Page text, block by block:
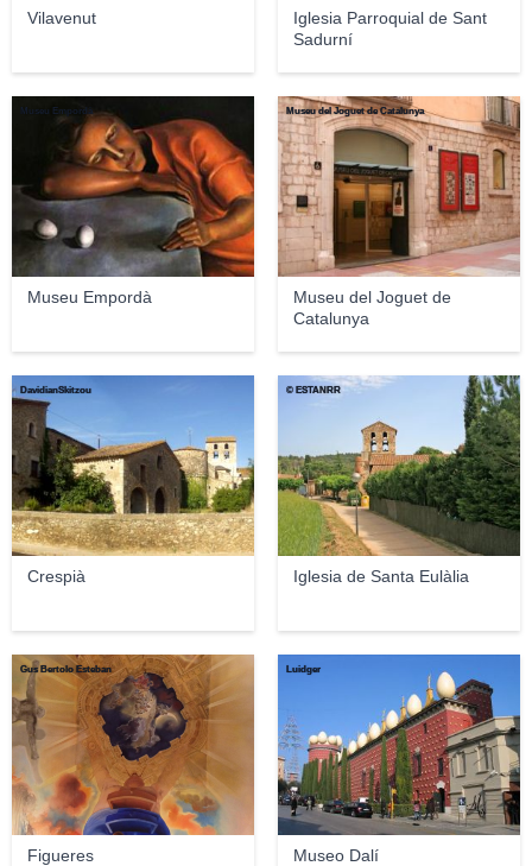
Vilavenut
Iglesia Parroquial de Sant
Sadurní
Museu Empordà
Museu Empordà
Museu del Joguet de
Catalunya
Museu del Joguet de Catalunya
Crespià
DavidianSkitzou
Iglesia de Santa Eulàlia
© ESTANRR
Figueres
Gus Bertolo Esteban
Museo Dalí
Luidger